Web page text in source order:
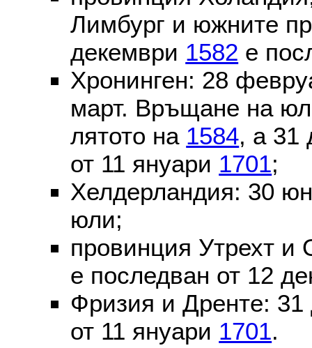
Лимбург и южните
декември 1582 е
Хронинген: 28
март. Връщане на
лятото на 1584, а 31
от 11 януари 1701;
Хелдерландия: 30
юли;
провинция Утрехт
е последван от 12
Фризия и Дренте:
от 11 януари 1701.